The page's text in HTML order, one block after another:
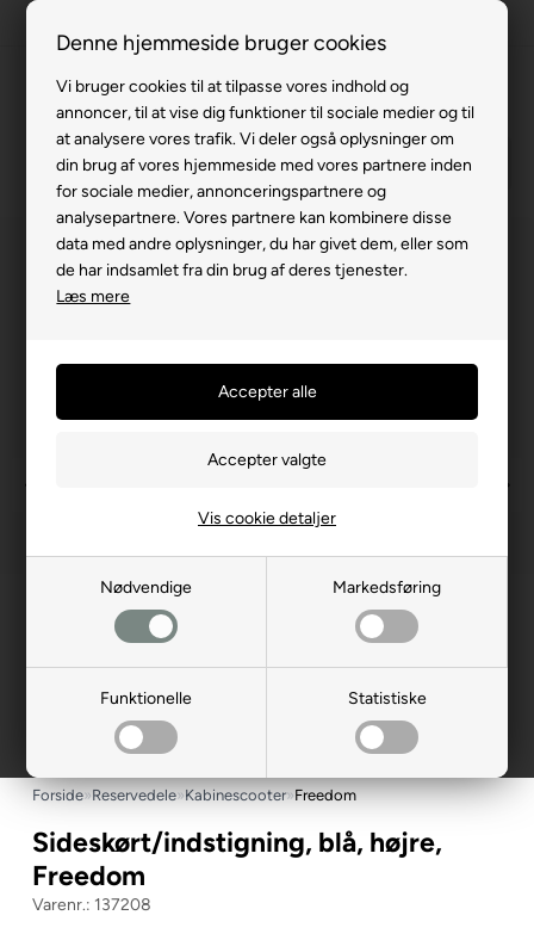
Denne hjemmeside bruger cookies
Vi bruger cookies til at tilpasse vores indhold og
annoncer, til at vise dig funktioner til sociale medier og til
at analysere vores trafik. Vi deler også oplysninger om
din brug af vores hjemmeside med vores partnere inden
for sociale medier, annonceringspartnere og
analysepartnere. Vores partnere kan kombinere disse
data med andre oplysninger, du har givet dem, eller som
de har indsamlet fra din brug af deres tjenester.
Læs mere
Nødvendige Markedsføring
Funktionelle Statistiske
Vis cookie detaljer
Service hos dig
3 års garanti
63 15 00 00
Forside»Reservedele»Kabinescooter»Freedom
Sideskørt/indstigning, blå, højre,
Freedom
137208